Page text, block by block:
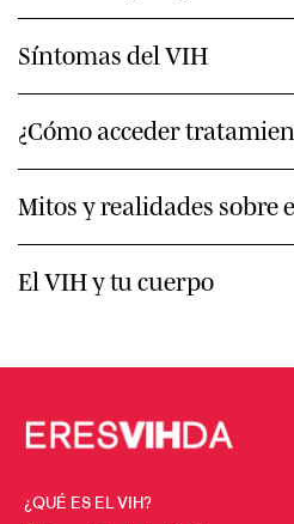
Síntomas del VIH
¿Cómo acceder
Mitos y realidades sobre
El VIH y tu cuerpo
¿QUÉ ES EL VIH?